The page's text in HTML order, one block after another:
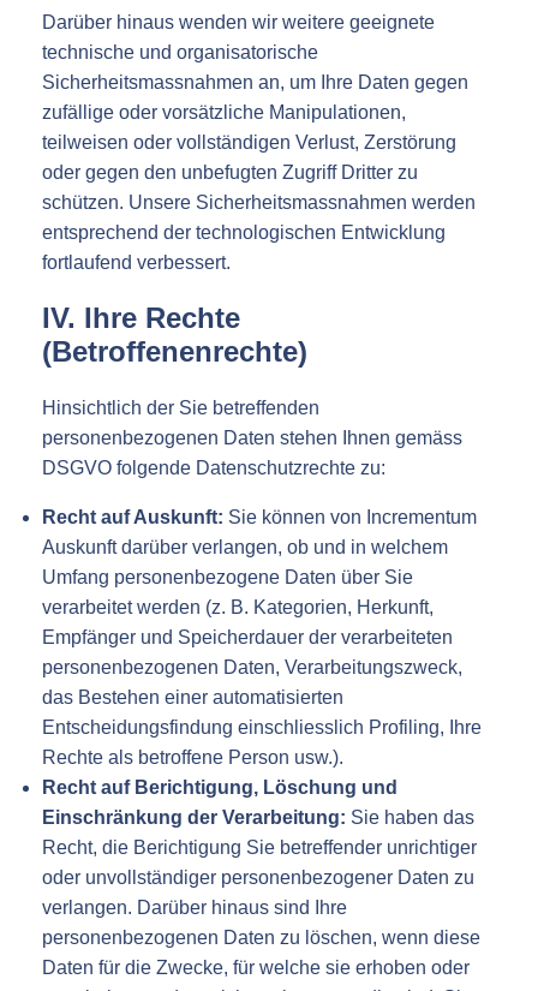
Darüber hinaus wenden wir weitere geeignete
technische und organisatorische
Sicherheitsmassnahmen an, um Ihre Daten gegen
zufällige oder vorsätzliche Manipulationen,
teilweisen oder vollständigen Verlust, Zerstörung
oder gegen den unbefugten Zugriff Dritter zu
schützen. Unsere Sicherheitsmassnahmen werden
entsprechend der technologischen Entwicklung
fortlaufend verbessert.
IV. Ihre Rechte
(Betroffenenrechte)
Hinsichtlich der Sie betreffenden
personenbezogenen Daten stehen Ihnen gemäss
DSGVO folgende Datenschutzrechte zu:
Recht auf Auskunft: Sie können von Incrementum
Auskunft darüber verlangen, ob und in welchem
Umfang personenbezogene Daten über Sie
verarbeitet werden (z. B. Kategorien, Herkunft,
Empfänger und Speicherdauer der verarbeiteten
personenbezogenen Daten, Verarbeitungszweck,
das Bestehen einer automatisierten
Entscheidungsfindung einschliesslich Profiling, Ihre
Rechte als betroffene Person usw.).
Recht auf Berichtigung, Löschung und
Einschränkung der Verarbeitung: Sie haben das
Recht, die Berichtigung Sie betreffender unrichtiger
oder unvollständiger personenbezogener Daten zu
verlangen. Darüber hinaus sind Ihre
personenbezogenen Daten zu löschen, wenn diese
Daten für die Zwecke, für welche sie erhoben oder